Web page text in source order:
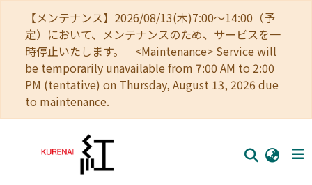
【メンテナンス】2026/08/13(木)7:00～14:00（予
定）において、メンテナンスのため、サービスを一
時停止いたします。 <Maintenance> Service will
be temporarily unavailable from 7:00 AM to 2:00
PM (tentative) on Thursday, August 13, 2026 due
to maintenance.